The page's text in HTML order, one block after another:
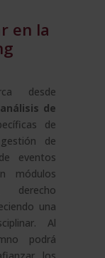
en la
desde
de
de
de
eventos
módulos
derecho
una
Al
podrá
los